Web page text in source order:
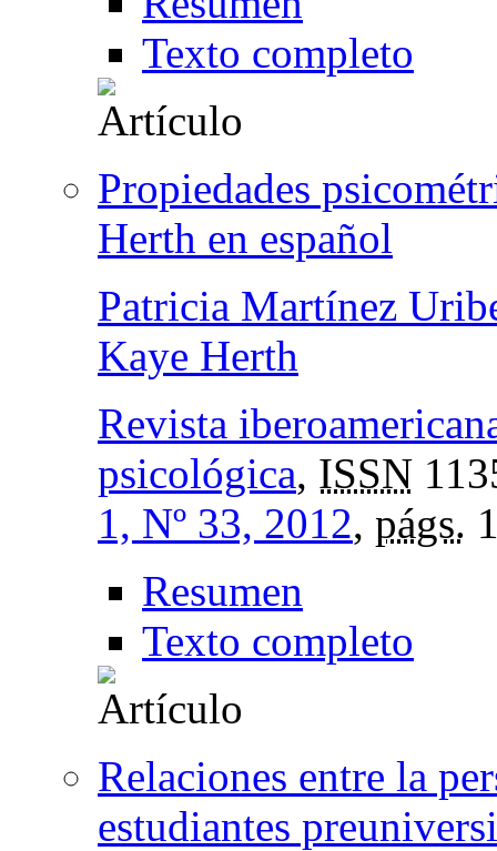
Texto completo
Propiedades
Herth en español
Patricia Martínez
Kaye Herth
Revista
psicológica, ISSN
1, Nº 33, 2012, págs.
Resumen
Texto completo
Relaciones entre la
estudiantes